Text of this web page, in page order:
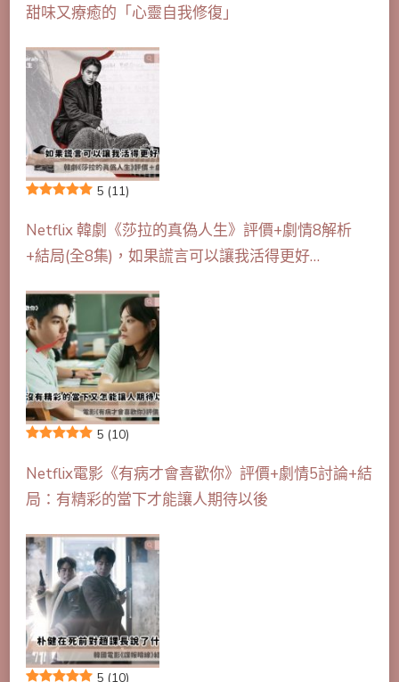
甜味又療癒的「心靈自我修復」
5 (11)
Netflix 韓劇《莎拉的真偽人生》評價+劇情8解析
+結局(全8集)，如果謊言可以讓我活得更好…
5 (10)
Netflix電影《有病才會喜歡你》評價+劇情5討論+結
局：有精彩的當下才能讓人期待以後
5 (10)